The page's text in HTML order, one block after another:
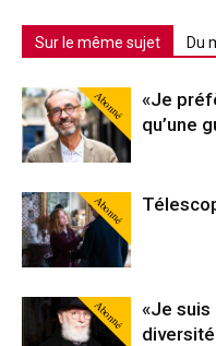
Sur le même sujet Du
Abonné
«Je
qu’une
Abonné
Abonné
«Je suis